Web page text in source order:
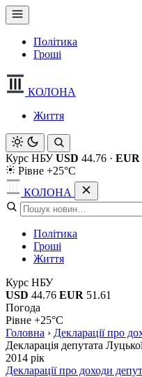
Політика
Гроші
КОЛОНА
Життя
Курс НБУ USD 44.76 · EUR
Рівне +25°C
КОЛОНА
Політика
Гроші
Життя
Курс НБУ
USD 44.76 EUR 51.61
Погода
Рівне +25°C
Головна › Декларації про
Декларація депутата
2014 рік
Декларації про доходи